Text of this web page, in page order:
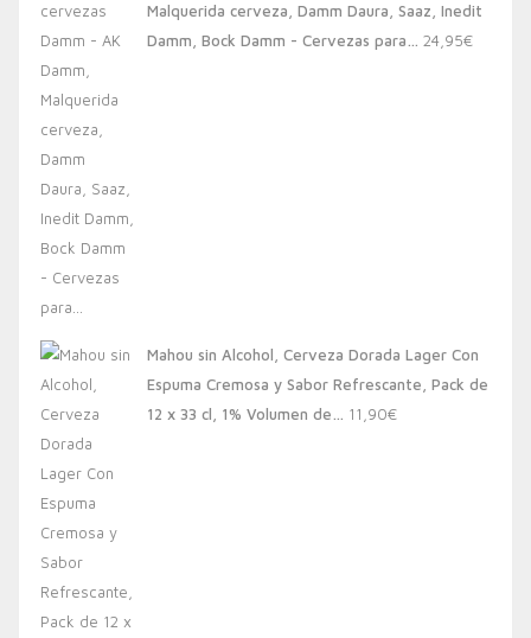
20,00€.13,88€.
Malquerida cerveza, Damm Daura, Saaz, Inedit
Damm, Bock Damm - Cervezas para… 24,95€
Mahou sin Alcohol, Cerveza Dorada Lager Con
Espuma Cremosa y Sabor Refrescante, Pack de
12 x 33 cl, 1% Volumen de… 11,90€